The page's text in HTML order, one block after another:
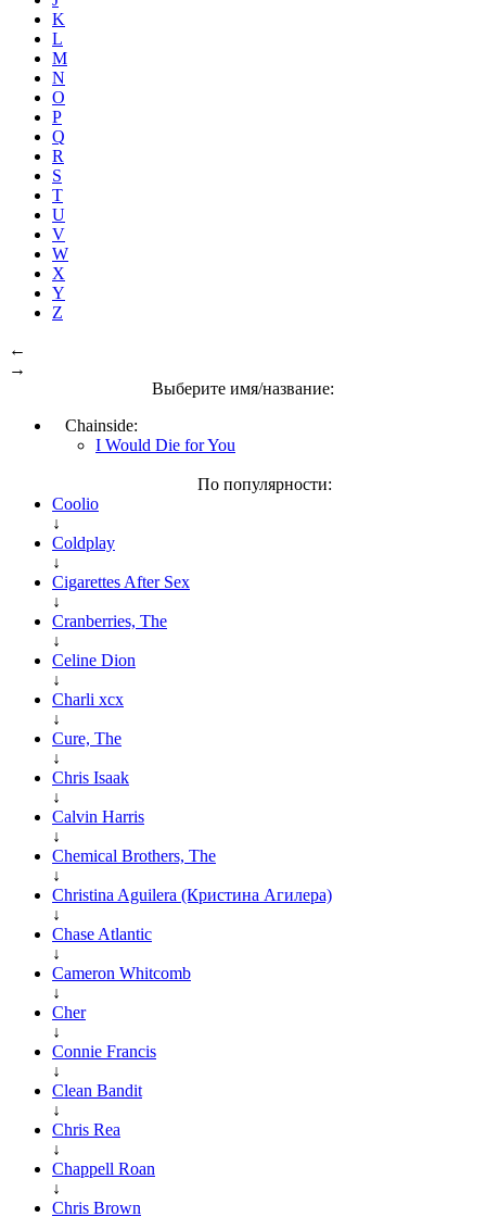
K
L
M
N
O
P
Q
R
S
T
U
V
W
X
Y
Z
←
→
Выберите имя/название:
Chainside:
I Would Die for You
По популярности:
Coolio
↓
Coldplay
↓
Cigarettes After Sex
↓
Cranberries, The
↓
Celine Dion
↓
Charli xcx
↓
Cure, The
↓
Chris Isaak
↓
Calvin Harris
↓
Chemical Brothers, The
↓
Christina Aguilera (Кристина Агилера)
↓
Chase Atlantic
↓
Cameron Whitcomb
↓
Cher
↓
Connie Francis
↓
Clean Bandit
↓
Chris Rea
↓
Chappell Roan
↓
Chris Brown